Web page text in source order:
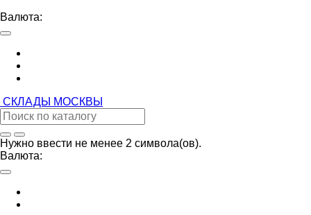
Валюта:
СКЛАДЫ МОСКВЫ
Нужно ввести не менее 2 символа(ов).
Валюта: